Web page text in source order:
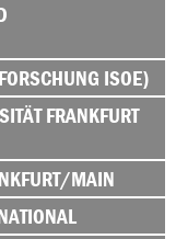
ISOE)
FRANKFURT
MAIN